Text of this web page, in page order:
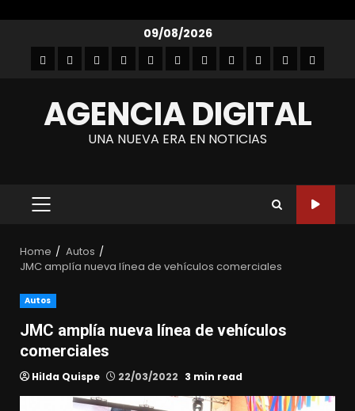
content
09/08/2026
InicioEmpresarial
Entretenimiento
Entrevistas
AutosGastronomía
Lanzamientos
NoticiasModa
belleza
Tecnología
AGENCIA DIGITAL
UNA NUEVA ERA EN NOTICIAS
PRIMARY
Home
Autos
JMC amplía nueva línea de vehículos comerciales
Autos
JMC amplía nueva línea de vehículos
comerciales
Hilda Quispe 22/03/2022 3 min read